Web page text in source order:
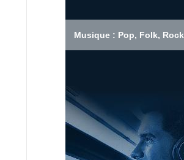
Musique : Pop, Folk, Rock